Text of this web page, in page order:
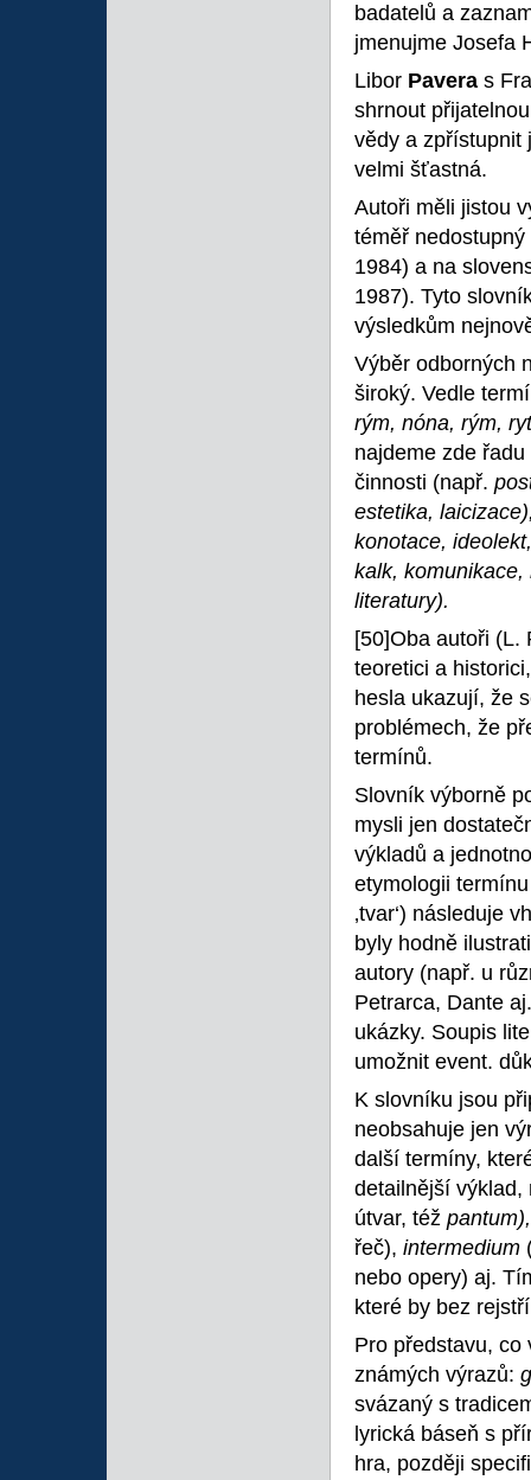
badatelů a
jmenujme Josefa
Libor Pavera s
shrnout
vědy a zpřístupnit
velmi šťastná.
Autoři měli jistou
téměř
1984) a na
1987). Tyto
výsledkům
Výběr odborných
široký. Vedle
rým, nóna, rým,
najdeme zde
činnosti (např.
estetika,
konotace,
kalk,
literatury).
[50]Oba autoři (L.
teoretici a
hesla ukazují, že
problémech, že
termínů.
Slovník výborně
mysli jen
výkladů a
etymologii
‚tvar‘) následuje
byly hodně
autory (např. u
Petrarca, Dante
ukázky. Soupis
umožnit event.
K slovníku jsou
neobsahuje jen
další termíny,
detailnější
útvar, též
řeč), intermedium
nebo opery) aj.
které by bez
Pro představu, co
známých výrazů:
svázaný s
lyrická báseň s
hra, později